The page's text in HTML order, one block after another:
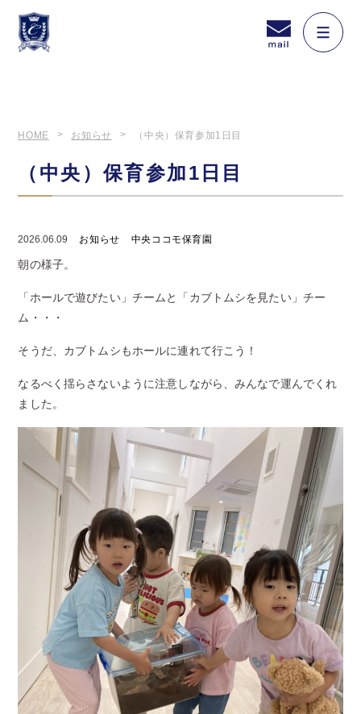
HOME お知らせ （中央）保育参加1日目
（中央）保育参加1日目
2026.06.09 お知らせ 中央ココモ保育園
朝の様子。
「ホールで遊びたい」チームと「カブトムシを見たい」チー
ム・・・
そうだ、カブトムシもホールに連れて行こう！
なるべく揺らさないように注意しながら、みんなで運んでくれ
ました。